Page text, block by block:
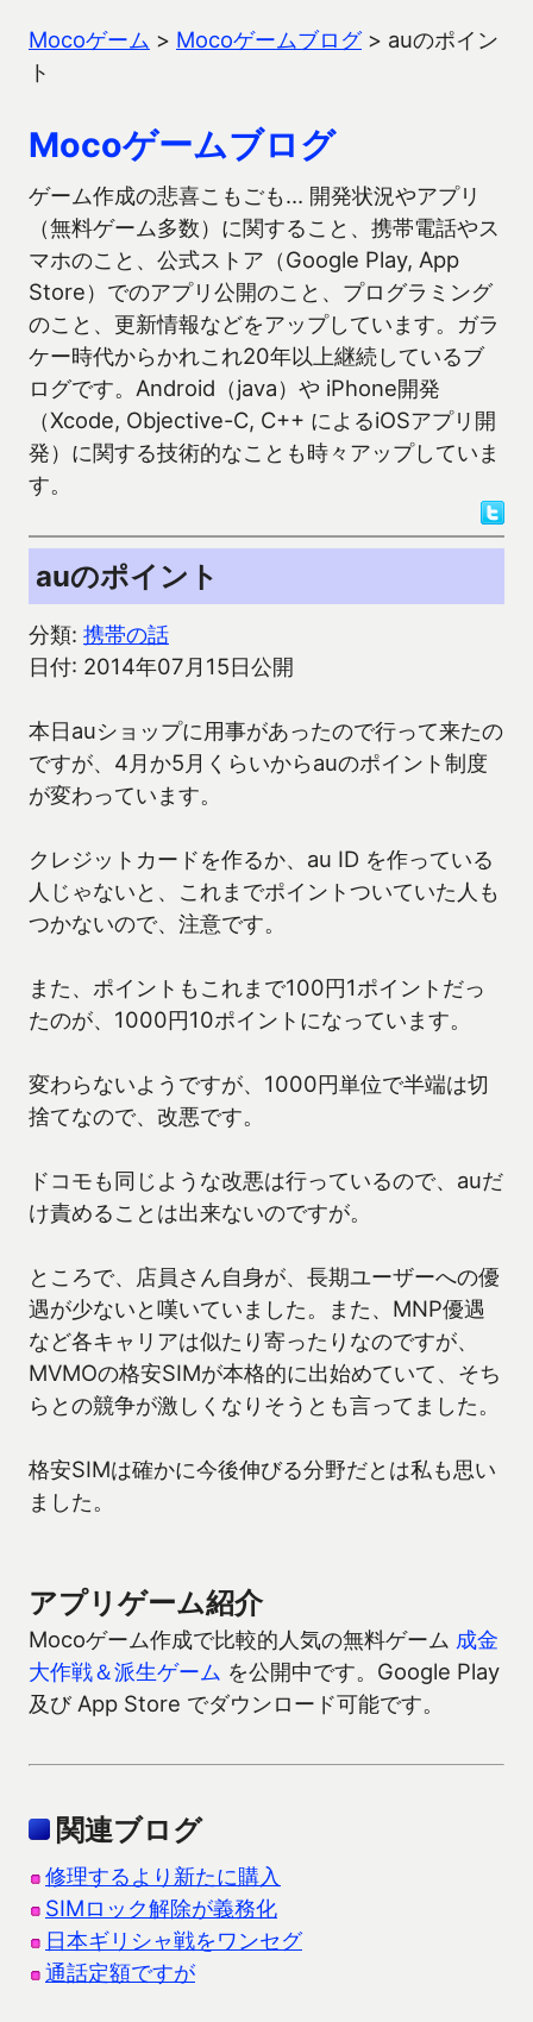
Mocoゲーム > Mocoゲームブログ> auのポイン
ト
Mocoゲームブログ
ゲーム作成の悲喜こもごも… 開発状況やアプリ
（無料ゲーム多数）に関すること、携帯電話やス
マホのこと、公式ストア（Google Play, App
Store）でのアプリ公開のこと、プログラミング
のこと、更新情報などをアップしています。ガラ
ケー時代からかれこれ20年以上継続しているブ
ログです。Android（java）や iPhone開発
（Xcode, Objective-C, C++ によるiOSアプリ開
発）に関する技術的なことも時々アップしていま
す。
auのポイント
分類: 携帯の話
日付: 2014年07月15日公開
本日auショップに用事があったので行って来たの
ですが、4月か5月くらいからauのポイント制度
が変わっています。
クレジットカードを作るか、au ID を作っている
人じゃないと、これまでポイントついていた人も
つかないので、注意です。
また、ポイントもこれまで100円1ポイントだっ
たのが、1000円10ポイントになっています。
変わらないようですが、1000円単位で半端は切
捨てなので、改悪です。
ドコモも同じような改悪は行っているので、auだ
け責めることは出来ないのですが。
ところで、店員さん自身が、長期ユーザーへの優
遇が少ないと嘆いていました。また、MNP優遇
など各キャリアは似たり寄ったりなのですが、
MVMOの格安SIMが本格的に出始めていて、そち
らとの競争が激しくなりそうとも言ってました。
格安SIMは確かに今後伸びる分野だとは私も思い
ました。
アプリゲーム紹介
Mocoゲーム作成で比較的人気の無料ゲーム 成金
大作戦＆派生ゲーム を公開中です。Google Play
及び App Store でダウンロード可能です。
関連ブログ
修理するより新たに購入
SIMロック解除が義務化
日本ギリシャ戦をワンセグ
通話定額ですが